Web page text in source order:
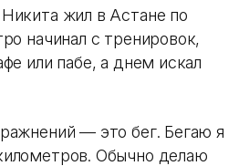
жил в Астане по
начинал с тренировок,
или пабе, а днем искал
— это бег. Бегаю я
Обычно делаю